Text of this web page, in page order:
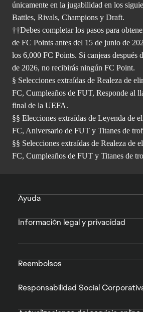
únicamente en la jugabilidad en los
Battles, Rivals, Champions y Draft.
††Debes completar los pasos para
de FC Points antes del 15 de junio de
los 6,000 FC Points. Si canjeas después
de 2026, no recibirás ningún FC Point.
§ Selecciones extraídas de Realeza de
FC, Cumpleaños de FUT, Responde al
final de la UEFA.
§§ Elecciones extraídas de Leyenda de
FC, Aniversario de FUT y Titanes de
§§ Selecciones extraídas de Realeza de
FC, Cumpleaños de FUT y Titanes de
Ayuda
Información legal y privacidad
Reembolsos
Responsabilidad Social